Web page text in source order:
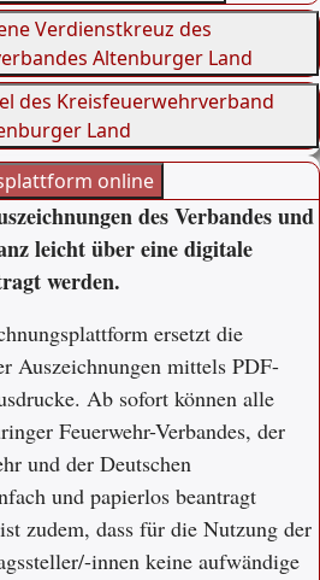
Verdienstkreuz des
Altenburger Land
des Kreisfeuerwehrverband
Land
online
des Verbandes und
leicht über eine digitale
werden.
ersetzt die
Auszeichnungen mittels PDF-
Ab sofort können alle
Feuerwehr-Verbandes, der
und der Deutschen
und papierlos beantragt
zudem, dass für die Nutzung der
innen keine aufwändige